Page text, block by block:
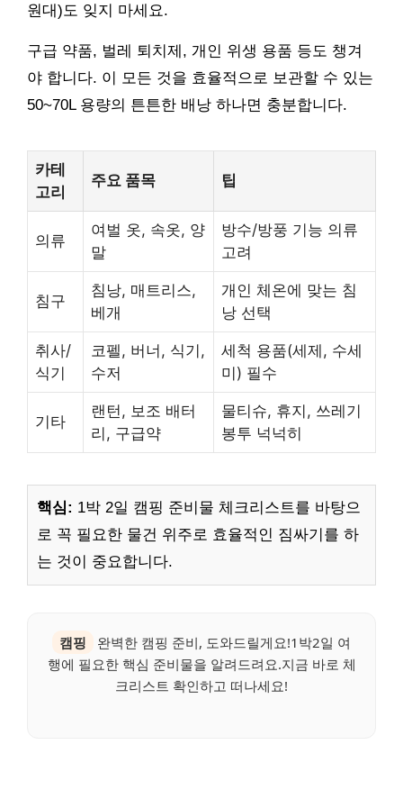
원대)도 잊지 마세요.
구급 약품, 벌레 퇴치제, 개인 위생 용품 등도 챙겨
야 합니다. 이 모든 것을 효율적으로 보관할 수 있는
50~70L 용량의 튼튼한 배낭 하나면 충분합니다.
카테
고리
주요 품목 팁
의류
여벌 옷, 속옷, 양
말
방수/방풍 기능 의류
고려
침구
침낭, 매트리스,
베개
개인 체온에 맞는 침
낭 선택
취사/
식기
코펠, 버너, 식기,
수저
세척 용품(세제, 수세
미) 필수
기타
랜턴, 보조 배터
리, 구급약
물티슈, 휴지, 쓰레기
봉투 넉넉히
핵심: 1박 2일 캠핑 준비물 체크리스트를 바탕으
로 꼭 필요한 물건 위주로 효율적인 짐싸기를 하
는 것이 중요합니다.
캠핑
완벽한 캠핑 준비, 도와드릴게요!1박2일 여
행에 필요한 핵심 준비물을 알려드려요.지금 바로 체
크리스트 확인하고 떠나세요!